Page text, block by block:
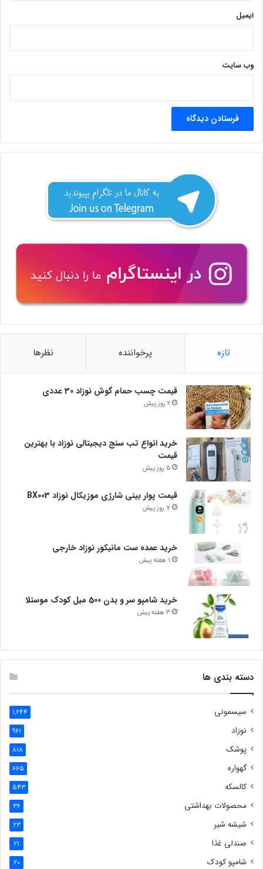
ایمیل
وب‌ سایت
تازه پرخواننده نظرها
قیمت چسب حمام گوش نوزاد 30 عددی
2 روز پیش
خرید انواع تب سنج دیجیتالی نوزاد با بهترین
قیمت
5 روز پیش
قیمت پوار بینی شارژی موزیکال نوزاد BX003
7 روز پیش
خرید عمده ست مانیکور نوزاد خارجی
1 هفته پیش
خرید شامپو سر و بدن 500 میل کودک موستلا
3 هفته پیش
دسته بندی ها
سیسمونی 1,244
نوزاد 961
پوشک 818
گهواره 665
کالسکه 543
محصولات بهداشتی 36
شیشه شیر 23
صندلی غذا 21
شامپو کودک 20